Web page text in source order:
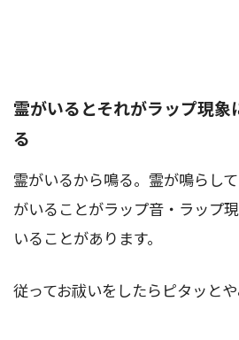
霊がいるとそれがラップ現象
る
霊がいるから鳴る。霊が鳴らし
がいることがラップ音・ラップ
いることがあります。
従ってお祓いをしたらピタッとや